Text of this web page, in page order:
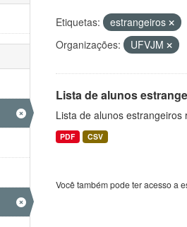
Etiquetas: estrangeiros
Organizações:
UFVJM
Lista de alunos
Lista de alunos
PDF CSV
Você também pode ter acesso a